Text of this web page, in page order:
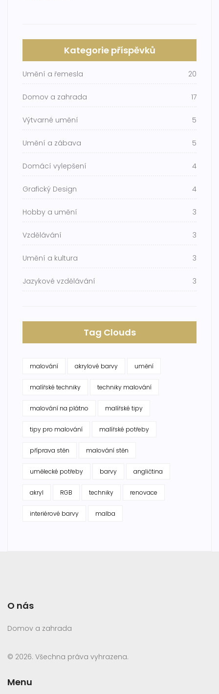
Kategorie příspěvků
Umění a řemesla 20
Domov a zahrada 17
Výtvarné umění 5
Umění a zábava 5
Domácí vylepšení 4
Grafický Design 4
Hobby a umění 3
Vzdělávání 3
Umění a kultura 3
Jazykové vzdělávání 3
Tag Clouds
malování akrylové barvy umění
malířské techniky techniky malování
malování na plátno malířské tipy
tipy pro malování malířské potřeby
příprava stěn malování stěn
umělecké potřeby barvy angličtina
akryl RGB techniky renovace
interiérové barvy malba
O nás
Domov a zahrada
© 2026. Všechna práva vyhrazena.
Menu